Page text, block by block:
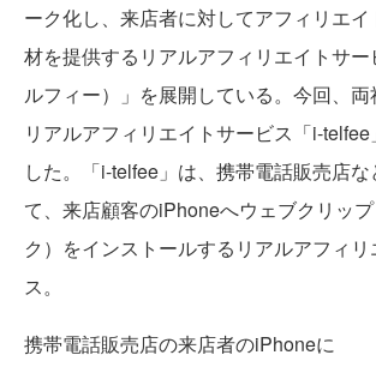
ーク化し、来店者に対してアフィリエ
材を提供するリアルアフィリエイトサ
ルフィー）」を展開している。今回、
リアルアフィリエイトサービス「i-
した。「i-telfee」は、携帯電話販売店
て、来店顧客のiPhoneへウェブクリッ
ク）をインストールするリアルアフィ
ス。
携帯電話販売店の来店者のiPhoneに